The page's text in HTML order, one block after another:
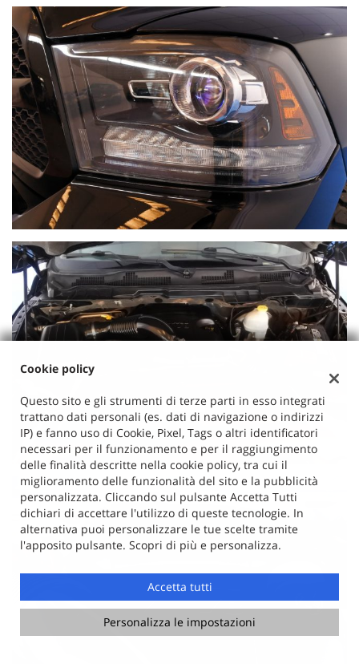
Cookie policy
Questo sito e gli strumenti di terze parti in esso integrati
trattano dati personali (es. dati di navigazione o indirizzi
IP) e fanno uso di Cookie, Pixel, Tags o altri identificatori
necessari per il funzionamento e per il raggiungimento
delle finalità descritte nella cookie policy, tra cui il
miglioramento delle funzionalità del sito e la pubblicità
personalizzata. Cliccando sul pulsante Accetta Tutti
dichiari di accettare l'utilizzo di queste tecnologie. In
alternativa puoi personalizzare le tue scelte tramite
l'apposito pulsante. Scopri di più e personalizza.
Accetta tutti
Personalizza le impostazioni